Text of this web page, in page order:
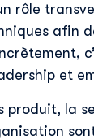
rôle
afin
et
produit, la